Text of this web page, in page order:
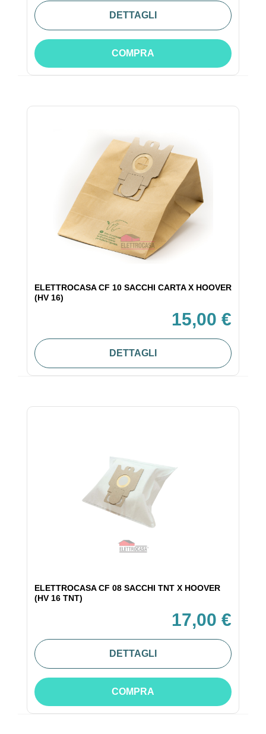
DETTAGLI
COMPRA
ELETTROCASA CF 10 SACCHI CARTA X HOOVER
(HV 16)
15,00 €
DETTAGLI
ELETTROCASA CF 08 SACCHI TNT X HOOVER
(HV 16 TNT)
17,00 €
DETTAGLI
COMPRA